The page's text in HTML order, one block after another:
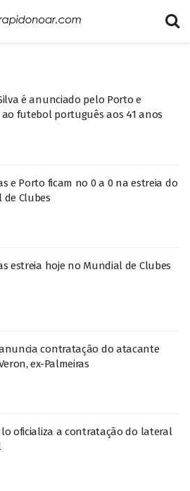
é anunciado pelo Porto e
futebol português aos 41 anos
e Porto ficam no 0 a 0 na estreia do
de Clubes
estreia hoje no Mundial de Clubes
contratação do atacante
ex-Palmeiras
oficializa a contratação do lateral